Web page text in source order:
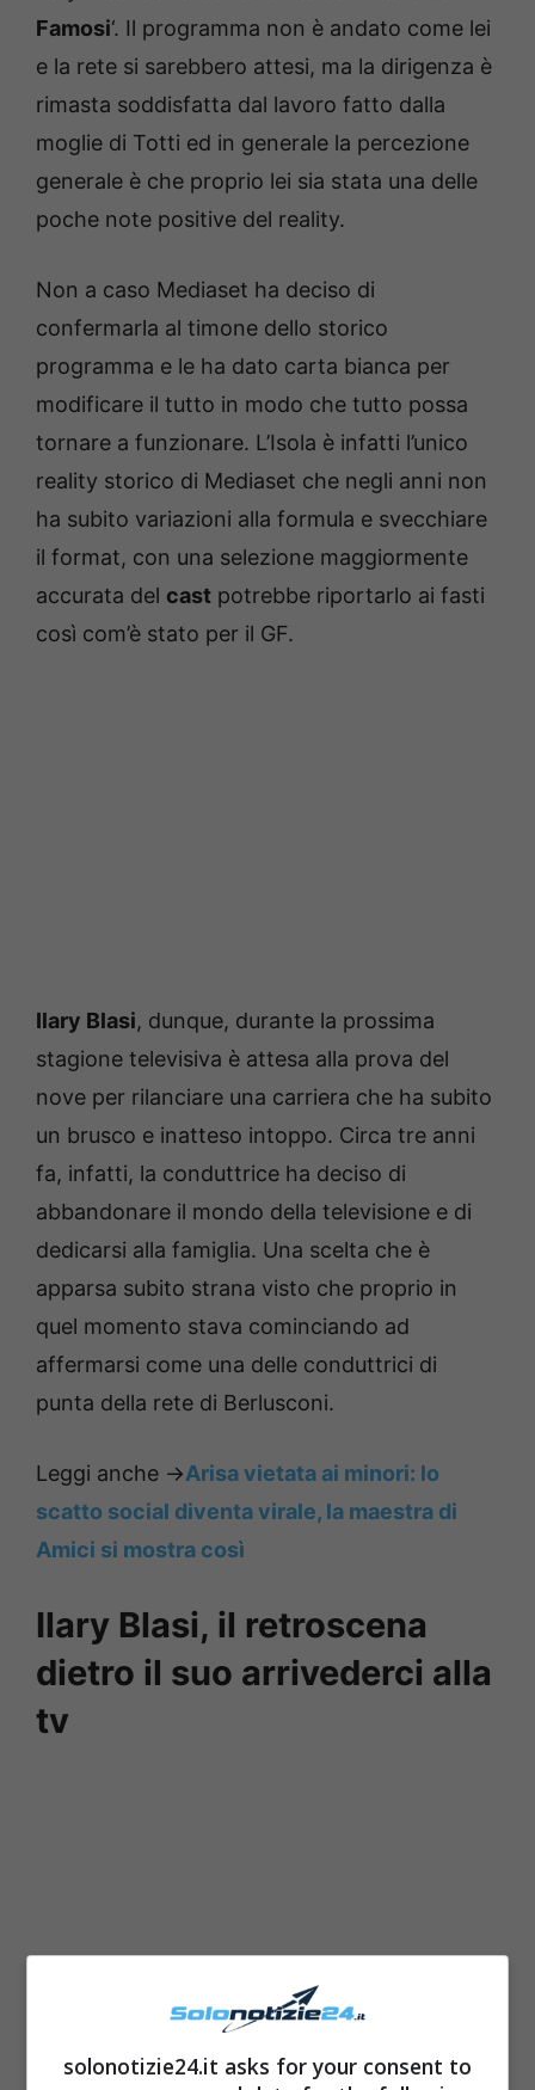
Famosi‘. Il programma non è andato come lei
e la rete si sarebbero attesi, ma la dirigenza è
rimasta soddisfatta dal lavoro fatto dalla
moglie di Totti ed in generale la percezione
generale è che proprio lei sia stata una delle
poche note positive del reality.
Non a caso Mediaset ha deciso di
confermarla al timone dello storico
programma e le ha dato carta bianca per
modificare il tutto in modo che tutto possa
tornare a funzionare. L’Isola è infatti l’unico
reality storico di Mediaset che negli anni non
ha subito variazioni alla formula e svecchiare
il format, con una selezione maggiormente
accurata del cast potrebbe riportarlo ai fasti
così com’è stato per il GF.
Ilary Blasi, dunque, durante la prossima
stagione televisiva è attesa alla prova del
nove per rilanciare una carriera che ha subito
un brusco e inatteso intoppo. Circa tre anni
fa, infatti, la conduttrice ha deciso di
abbandonare il mondo della televisione e di
dedicarsi alla famiglia. Una scelta che è
apparsa subito strana visto che proprio in
quel momento stava cominciando ad
affermarsi come una delle conduttrici di
punta della rete di Berlusconi.
Leggi anche ->Arisa vietata ai minori: lo
scatto social diventa virale, la maestra di
Amici si mostra così
Ilary Blasi, il retroscena
dietro il suo arrivederci alla
tv
solonotizie24.it asks for your consent to